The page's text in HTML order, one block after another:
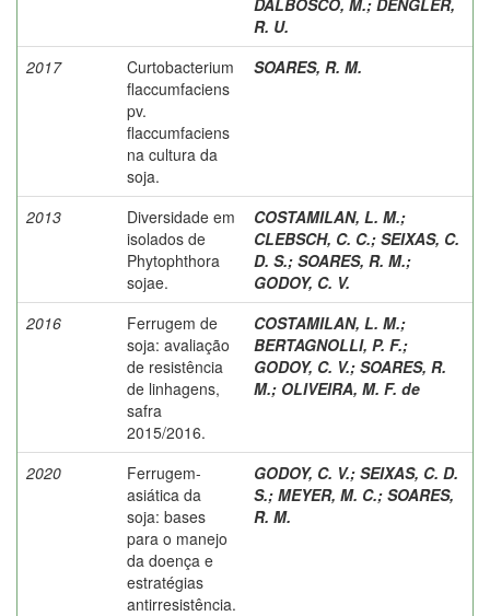
R. U.
2017
Curtobacterium
flaccumfaciens
pv.
flaccumfaciens
na cultura da
soja.
SOARES, R. M.
2013
Diversidade em
isolados de
Phytophthora
sojae.
COSTAMILAN, L. M.;
CLEBSCH, C. C.; SEIXAS, C.
D. S.; SOARES, R. M.;
GODOY, C. V.
2016
Ferrugem de
soja: avaliação
de resistência
de linhagens,
safra
2015/2016.
COSTAMILAN, L. M.;
BERTAGNOLLI, P. F.;
GODOY, C. V.; SOARES, R.
M.; OLIVEIRA, M. F. de
2020
Ferrugem-
asiática da
soja: bases
para o manejo
da doença e
estratégias
antirresistência.
GODOY, C. V.; SEIXAS, C. D.
S.; MEYER, M. C.; SOARES,
R. M.